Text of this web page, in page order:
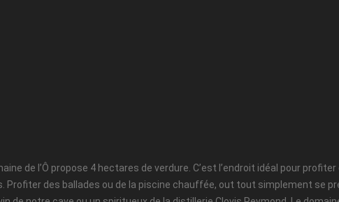
de l’Ô propose 4 hectares de verdure. C’est l’endroit idéal pour
Profiter des ballades ou de la piscine chauffée, out tout simplement se